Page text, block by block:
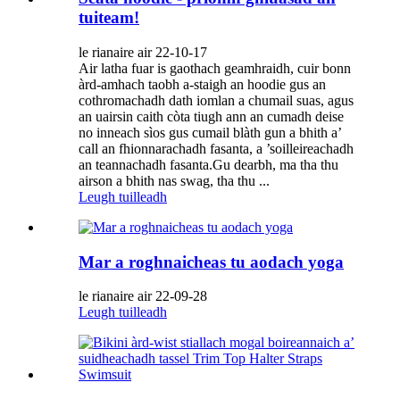
tuiteam!
le rianaire air 22-10-17
Air latha fuar is gaothach geamhraidh, cuir bonn
àrd-amhach taobh a-staigh an hoodie gus an
cothromachadh dath iomlan a chumail suas, agus
an uairsin caith còta tiugh ann an cumadh deise
no inneach sìos gus cumail blàth gun a bhith a’
call an fhionnarachadh fasanta, a ’soilleireachadh
an teannachadh fasanta.Gu dearbh, ma tha thu
airson a bhith nas swag, tha thu ...
Leugh tuilleadh
Mar a roghnaicheas tu aodach yoga
le rianaire air 22-09-28
Leugh tuilleadh